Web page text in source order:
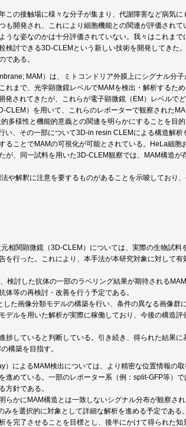
の接触場に様々な分子が集まり、代謝障害など病気
開発され、これにより細胞機能との関連が評価され
な姿なのかは十分評価されていない。我々はこれまで
検討できる3D-CLEMという新しい技術を開発してきた
である。
MAM）は、ミトコンドリア外膜上にシグナル分
まで、光学顕微鏡レベルでMAMを検出・解析するため
されてきたが、これらが電子顕微鏡（EM）レベルで
）を用いて、これらのレポーターで観察された
多様性と機能的意義との関連を明らかにすることを目的
、その一部について3D-in resin CLEMによる構造解
ことでMAMの可視化が可能とされている。HeLa細胞
が、同一試料を用いた3D-CLEM観察では、MAM構造が
や解釈に注意を要するものがあることを示唆しており
相関顕微鏡（3D-CLEM）については、実際の生物試料
行った。これにより、本手法が本研究対象に対して
検討した抗体の一部のラベリング結果が期待される
等の再検討・改善を行う予定である。
た画像分類モデルの構築を行い、条件の異なる画像群
デルを用いた解析が実際に稼働しており、今後の構造
捗していると判断している。引き続き、得られた結果
構築を目指す。
によるMAM検出については、より精密な位置情報の
めている。一部のレポーター系（例：split-GFP等）
方針である。
かにMAM構造とは一致しないシグナル分布が観察さ
を選択的に対象として詳細な解析を進める予定である。
完了させることを目標とし、後半にかけて得られた